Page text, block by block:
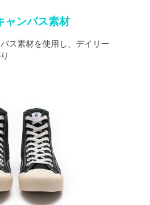
ャンバス素材
ス素材を使用し、デイリー